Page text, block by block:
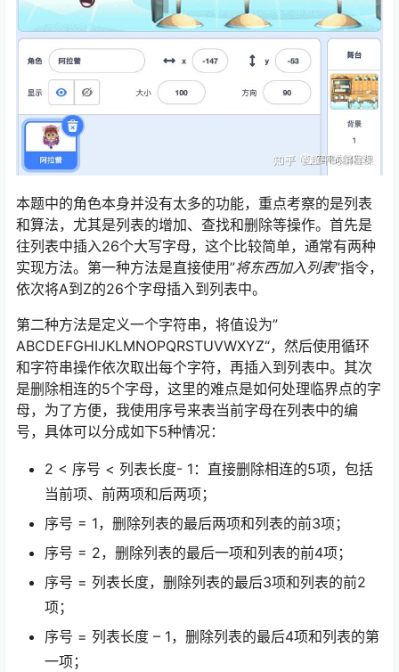
本题中的角色本身并没有太多的功能，重点考察的是列表
和算法，尤其是列表的增加、查找和删除等操作。首先是
往列表中插入26个大写字母，这个比较简单，通常有两种
实现方法。第一种方法是直接使用”将东西加入列表“指令，
依次将A到Z的26个字母插入到列表中。
第二种方法是定义一个字符串，将值设为”
ABCDEFGHIJKLMNOPQRSTUVWXYZ“，然后使用循环
和字符串操作依次取出每个字符，再插入到列表中。其次
是删除相连的5个字母，这里的难点是如何处理临界点的字
母，为了方便，我使用序号来表当前字母在列表中的编
号，具体可以分成如下5种情况：
2 < 序号 < 列表长度- 1：直接删除相连的5项，包括
当前项、前两项和后两项；
序号 = 1，删除列表的最后两项和列表的前3项；
序号 = 2，删除列表的最后一项和列表的前4项；
序号 = 列表长度，删除列表的最后3项和列表的前2
项；
序号 = 列表长度 – 1，删除列表的最后4项和列表的第
一项；